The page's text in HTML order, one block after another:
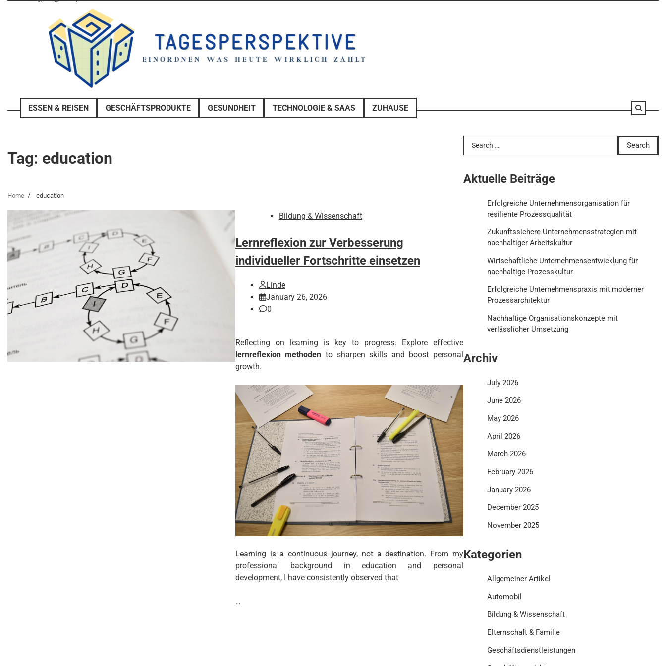
ESSEN & REISEN GESCHÄFTSPRODUKTE GESUNDHEIT TECHNOLOGIE & SAAS ZUHAUSE
Tag: education
Home education
Bildung & Wissenschaft
Lernreflexion zur Verbesserung
individueller Fortschritte einsetzen
Linde
January 26, 2026
0
Reflecting on learning is key to progress. Explore effective
lernreflexion methoden to sharpen skills and boost personal
growth.
Learning is a continuous journey, not a destination. From my
professional background in education and personal
development, I have consistently observed that
…
Search
for:
Aktuelle Beiträge
Erfolgreiche Unternehmensorganisation für
resiliente Prozessqualität
Zukunftssichere Unternehmensstrategien mit
nachhaltiger Arbeitskultur
Wirtschaftliche Unternehmensentwicklung für
nachhaltige Prozesskultur
Erfolgreiche Unternehmenspraxis mit moderner
Prozessarchitektur
Nachhaltige Organisationskonzepte mit
verlässlicher Umsetzung
Archiv
July 2026
June 2026
May 2026
April 2026
March 2026
February 2026
January 2026
December 2025
November 2025
Kategorien
Allgemeiner Artikel
Automobil
Bildung & Wissenschaft
Elternschaft & Familie
Geschäftsdienstleistungen